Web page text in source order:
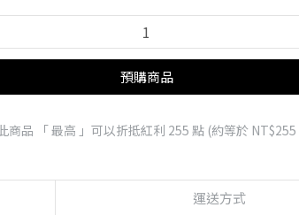
預購商品
商品 「 最高 」可以折抵紅利 255 點 (約等於 NT$255
運送方式